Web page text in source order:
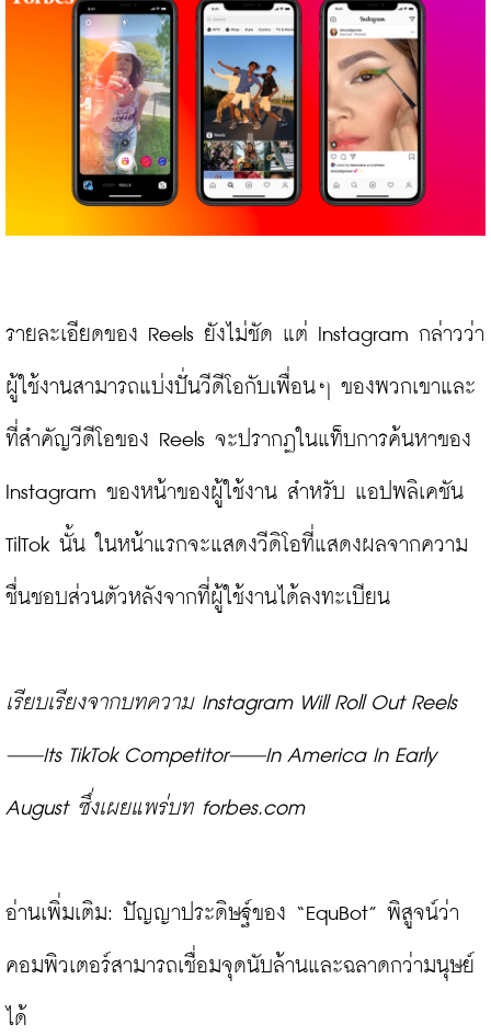
รายละเอียดของ Reels ยังไม่ชัด แต่ Instagram กล่าวว่า
ผู้ใช้งานสามารถแบ่งปั่นวีดีโอกับเพื่อนๆ ของพวกเขาและ
ที่สำคัญวีดีโอของ Reels จะปรากฏในแท็บการค้นหาของ
Instagram ของหน้าของผู้ใช้งาน สำหรับ แอปพลิเคชัน
TilTok นั้น ในหน้าแรกจะแสดงวีดิโอที่แสดงผลจากความ
ชื่นชอบส่วนตัวหลังจากที่ผู้ใช้งานได้ลงทะเบียน
เรียบเรียงจากบทความ Instagram Will Roll Out Reels
—Its TikTok Competitor—In America In Early
August ซึ่งเผยแพร่บท forbes.com
อ่านเพิ่มเติม: ปัญญาประดิษฐ์ของ “EquBot” พิสูจน์ว่า
คอมพิวเตอร์สามารถเชื่อมจุดนับล้านและฉลาดกว่ามนุษย์
ได้